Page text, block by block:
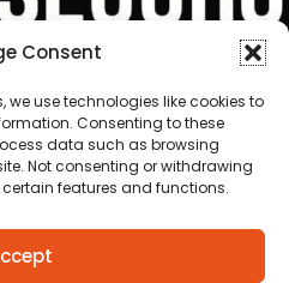
Consent
we use technologies like cookies to
Consenting to these
data such as browsing
Not consenting or withdrawing
features and functions.
| 2025